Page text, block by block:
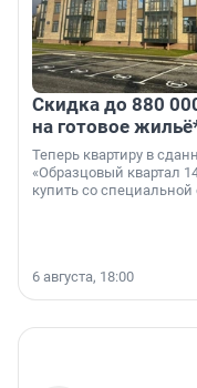
Скидка до 880
на готовое
Теперь квартиру в
«Образцовый квартал
купить со специальной
6 августа, 18:00